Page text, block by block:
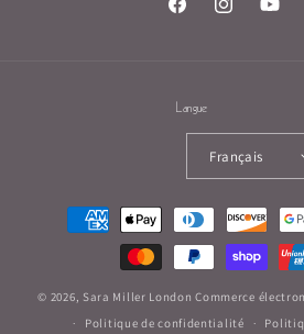
FacebookInstagram
Langue
Français
Moyens
© 2026, Sara Miller London Commerce
Politique de confidentialité